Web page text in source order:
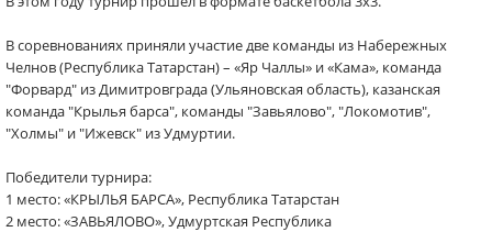
В соревнованиях приняли участие две команды из Набережных
Челнов (Республика Татарстан) – «Яр Чаллы» и «Кама», команда
"Форвард" из Димитровграда (Ульяновская область), казанская
команда "Крылья барса", команды "Завьялово", "Локомотив",
"Холмы" и "Ижевск" из Удмуртии.
Победители турнира:
1 место: «КРЫЛЬЯ БАРСА», Республика Татарстан
2 место: «ЗАВЬЯЛОВО», Удмуртская Республика